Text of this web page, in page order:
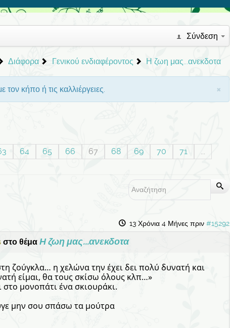
Σύνδεση
Διάφορα Γενικού ενδιαφέροντος Η ζωη μας...ανεκδοτα
×
κήπο ή τις καλλιέργειες.
64 65 66 67 68 69 70 71
...
13 Χρόνια 4 Μήνες πριν #15292
στο θέμαΗ ζωη μας...ανεκδοτα
ζούγκλα… η χελώνα την έχει δει πολύ δυνατή και
είμαι, θα τους σκίσω όλους κλπ…»
στο μονοπάτι ένα σκιουράκι.
μην σου σπάσω τα μούτρα